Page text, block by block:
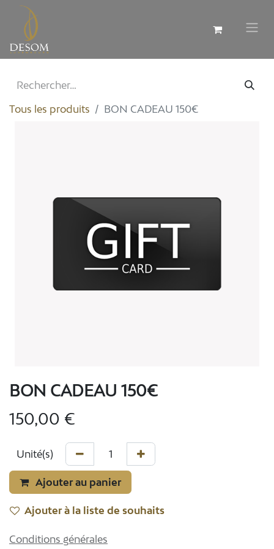
Tous les produits BON CADEAU 150€
BON CADEAU 150€
150,00 €
Ajouter au panier
Ajouter à la liste de souhaits
Conditions générales